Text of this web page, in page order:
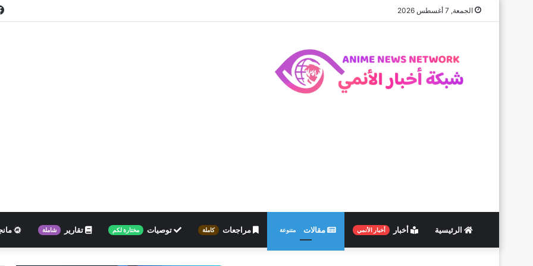
الجمعة, 7 أغسطس 2026
الرئيسية أخبار أخبار الأنمي مقالات متنوعة مراجعات كاملة توصيات مختارة لكم تقارير شاملة